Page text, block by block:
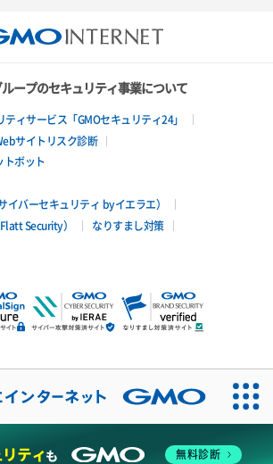
ープのセキュリティ事業について
ィサービス「GMOセキュリティ24」
サイトリスク診断
トボット
イバーセキュリティ byイエラエ）
Security）
なりすまし対策
無料診断